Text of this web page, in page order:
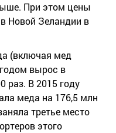
При этом цены
Новой Зеландии в
(включая мед
вырос в
раз. В 2015 году
меда на 176,5 млн
третье место
этого